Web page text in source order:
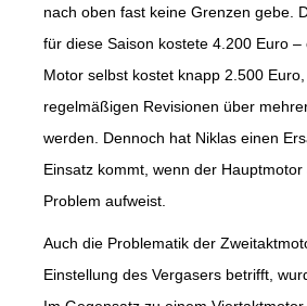
nach oben fast keine Grenzen gebe.
für diese Saison kostete 4.200 Euro –
Motor selbst kostet knapp 2.500
regelmäßigen Revisionen über
werden. Dennoch hat Niklas einen
Einsatz kommt, wenn der
Problem aufweist.
Auch die Problematik der
Einstellung des Vergasers betrifft,